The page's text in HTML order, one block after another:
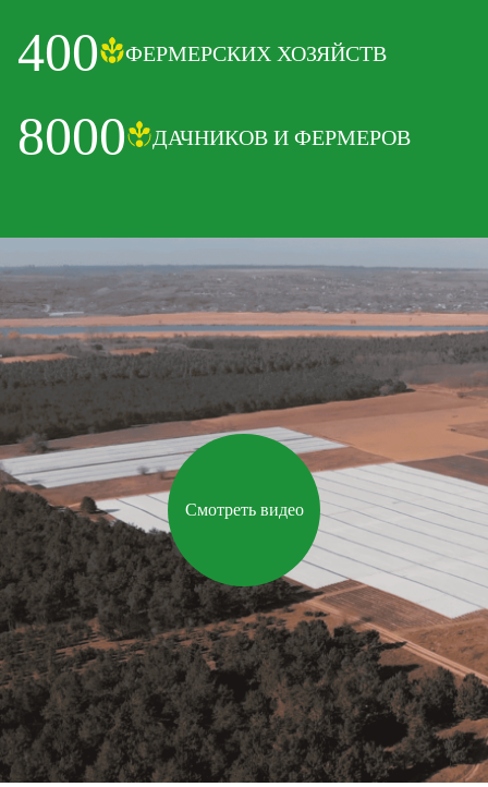
400 ФЕРМЕРСКИХ ХОЗЯЙСТВ
8000 ДАЧНИКОВ И ФЕРМЕРОВ
Смотреть видео